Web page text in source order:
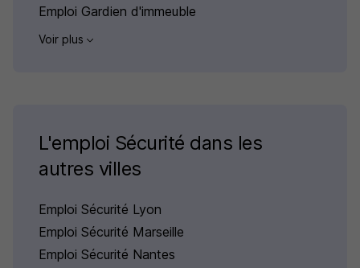
Emploi Gardien d'immeuble
Voir plus
L'emploi Sécurité dans les
autres villes
Emploi Sécurité Lyon
Emploi Sécurité Marseille
Emploi Sécurité Nantes